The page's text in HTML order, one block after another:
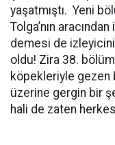
yaşatmıştı. Yeni
Tolga’nın
demesi de
oldu! Zira 38.
köpekleriyle gezen
üzerine gergin bir
hali de zaten